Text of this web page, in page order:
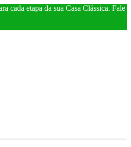
cada etapa da sua Casa Clássica. Fale